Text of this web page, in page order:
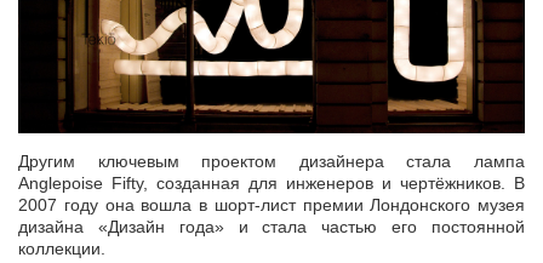
Другим ключевым проектом дизайнера стала лампа
Anglepoise Fifty, созданная для инженеров и чертёжников. В
2007 году она вошла в шорт-лист премии Лондонского музея
дизайна «Дизайн года» и стала частью его постоянной
коллекции.